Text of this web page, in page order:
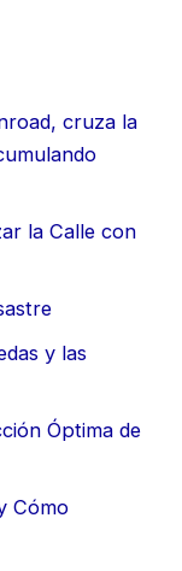
cruza la
la Calle con
y las
Óptima de
Cómo